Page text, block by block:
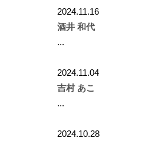
2024.11.16
酒井 和代
...
2024.11.04
吉村 あこ
...
2024.10.28